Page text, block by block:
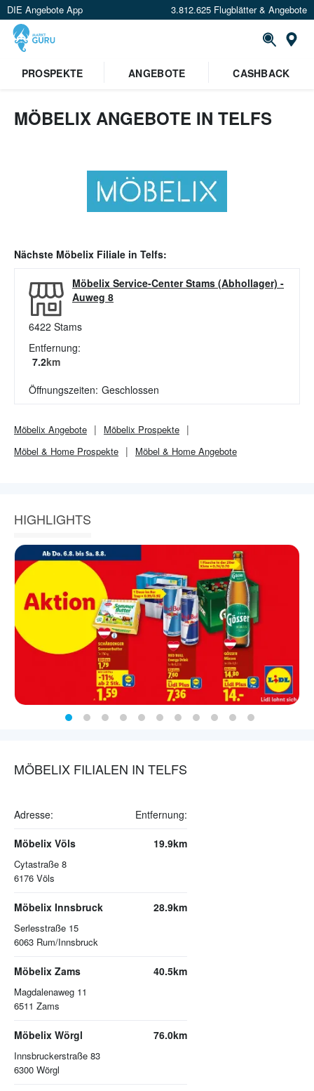
DIE Angebote App 3.812.625 Flugblätter & Angebote
PROSPEKTE
ANGEBOTE CASHBACK
MÖBELIX ANGEBOTE IN TELFS
Nächste Möbelix Filiale in Telfs:
Möbelix Service-Center Stams (Abhollager) -
Auweg 8
6422 Stams
Entfernung:
7.2km
Öffnungszeiten: Geschlossen
Möbelix Angebote Möbelix Prospekte
Möbel & Home Prospekte Möbel & Home Angebote
HIGHLIGHTS
MÖBELIX FILIALEN IN TELFS
Adresse: Entfernung:
Möbelix Völs
Cytastraße 8
6176 Völs
19.9km
Möbelix Innsbruck
Serlesstraße 15
6063 Rum/Innsbruck
28.9km
Möbelix Zams
Magdalenaweg 11
6511 Zams
40.5km
Möbelix Wörgl
Innsbruckerstraße 83
6300 Wörgl
76.0km